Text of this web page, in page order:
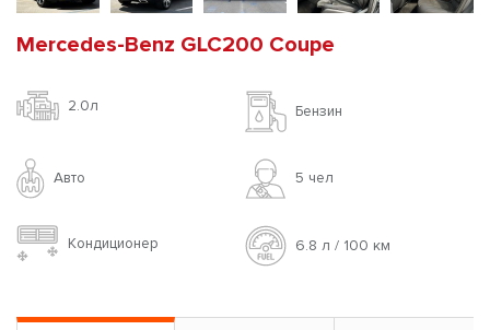
Mercedes-Benz GLC200 Coupe
2.0л Бензин
Авто 5 чел
Кондиционер 6.8 л / 100 км